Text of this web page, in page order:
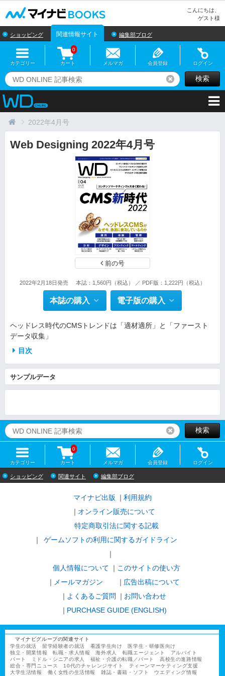
こんにちは、
ゲスト様
ショッピング 関連情報サイト 編集部ブログ
カテゴリー カート
0
メルマガ 会員登録 ログイン
リセット検索
2022年4月号
Web Designing 2022年4月号
前の号
2022年2月18日発売 本誌：1,560円（税込） ／ PDF版：1,222円（税込）
本誌の購入 電子版の購入
ヘッドレス時代のCMSトレンドは「適材適所」と「ファースト
データ収集」
目次
サンプルデータ
リセット検索
カテゴリー カート
0
メルマガ 会員登録 ログイン
ショッピング 関連サイト 編集部ブログ
マイナビ出版
利用規約
オンライン販売について
特定商取引法に関する記載
ゲームソフトの利用に関するガイドライン
｜
個人情報について
このサイトの使い方
メールマガジン
広告出稿について
よくあるご質問
お問い合わせ
PURCHASE GUIDE (ENGLISH)
マイナビグループの関連サイト
学生の就活
留学経験者の就活 看護学生向け
医学生・研修医向け
独立・開業情報
転職・求人情報 海外求人 転職エージェント
アルバイト
パート
ミドル・シニアの求人 福祉・介護の転職／パート
高校生の進路情報
総合・専門ニュース
10代のチャレンジサイト
ティーンマーケティング支援
大学生活情報
働く女性の生活情報 雑誌・書籍・ソフト ウエディング情報